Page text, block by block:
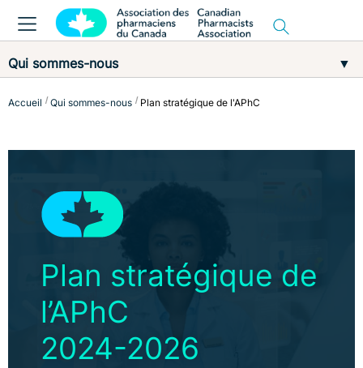
Qui sommes-nous ▼
Accueil Qui sommes-nous Plan stratégique de l'APhC
Plan stratégique de
l’APhC
2024-2026